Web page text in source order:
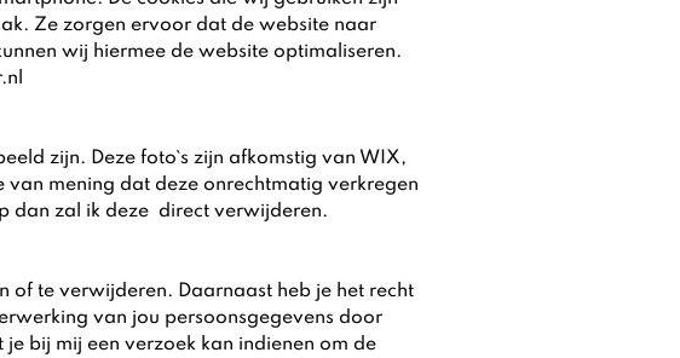
Ze zorgen ervoor dat de website naar
wij hiermee de website optimaliseren.
zijn. Deze foto`s zijn afkomstig van WIX,
van mening dat deze onrechtmatig verkregen
dan zal ik deze direct verwijderen.
of te verwijderen. Daarnaast heb je het recht
van jou persoonsgegevens door
bij mij een verzoek kan indienen om de